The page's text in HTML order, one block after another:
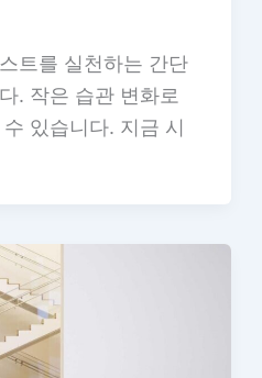
트를 실천하는 간단
. 작은 습관 변화로
있습니다. 지금 시